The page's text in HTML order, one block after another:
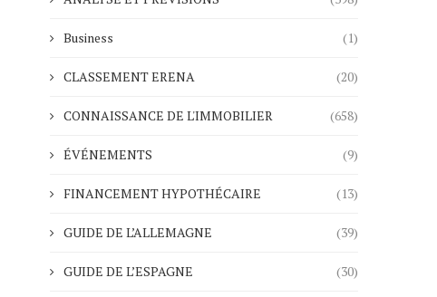
Business (1)
CLASSEMENT ERENA (20)
CONNAISSANCE DE L'IMMOBILIER (658)
ÉVÉNEMENTS (9)
FINANCEMENT HYPOTHÉCAIRE (13)
GUIDE DE L’ALLEMAGNE (39)
GUIDE DE L’ESPAGNE (30)